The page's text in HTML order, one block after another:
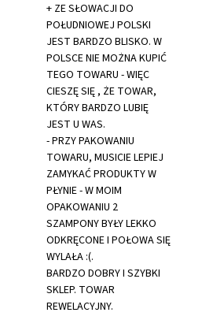
Macrovita Olive-Elia
+ ZE SŁOWACJI DO
POŁUDNIOWEJ POLSKI
JEST BARDZO BLISKO. W
POLSCE NIE MOŻNA KUPIĆ
TEGO TOWARU - WIĘC
CIESZĘ SIĘ , ŻE TOWAR,
KTÓRY BARDZO LUBIĘ
JEST U WAS.
- PRZY PAKOWANIU
TOWARU, MUSICIE LEPIEJ
ZAMYKAĆ PRODUKTY W
PŁYNIE - W MOIM
OPAKOWANIU 2
SZAMPONY BYŁY LEKKO
ODKRĘCONE I POŁOWA SIĘ
WYLAŁA :(.
BARDZO DOBRY I SZYBKI
SKLEP. TOWAR
REWELACYJNY.